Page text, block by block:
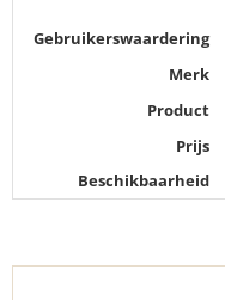
Gebruikerswaardering
Merk
Product
Prijs
Beschikbaarheid